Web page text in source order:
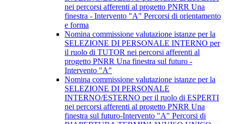
nei percorsi afferenti al progetto PNRR Una
finestra - Intervento "A" Percorsi di orientamento
e forma
Nomina commissione valutazione istanze per la
SELEZIONE DI PERSONALE INTERNO per
il ruolo di TUTOR nei percorsi afferenti al
progetto PNRR Una finestra sul futuro -
Intervento "A"
Nomina commissione valutazione istanze per la
SELEZIONE DI PERSONALE
INTERNO/ESTERNO per il ruolo di ESPERTI
nei percorsi afferenti al progetto PNRR Una
finestra sul futuro-Intervento "A" Percorsi di